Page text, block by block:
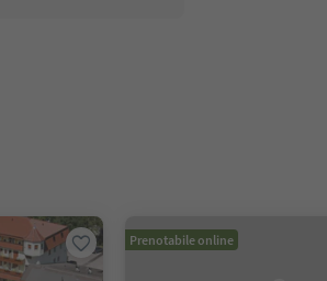
Prenotabile online